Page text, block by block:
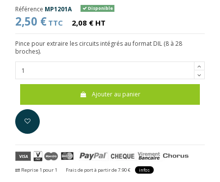
Référence MP1201A Disponible
2,50 € TTC 2,08 € HT
Pince pour extraire les circuits intégrés au format DIL (8 à 28
broches).
Ajouter au panier
Reprise 1 pour 1 Frais de port à partir de 7.90 € infos